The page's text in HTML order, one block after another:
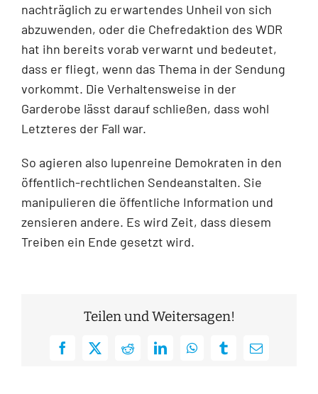
nachträglich zu erwartendes Unheil von sich
abzuwenden, oder die Chefredaktion des WDR
hat ihn bereits vorab verwarnt und bedeutet,
dass er fliegt, wenn das Thema in der Sendung
vorkommt. Die Verhaltensweise in der
Garderobe lässt darauf schließen, dass wohl
Letzteres der Fall war.
So agieren also lupenreine Demokraten in den
öffentlich-rechtlichen Sendeanstalten. Sie
manipulieren die öffentliche Information und
zensieren andere. Es wird Zeit, dass diesem
Treiben ein Ende gesetzt wird.
Teilen und Weitersagen!
Facebook
X RedditLinkedInWhatsAppTumblrE-